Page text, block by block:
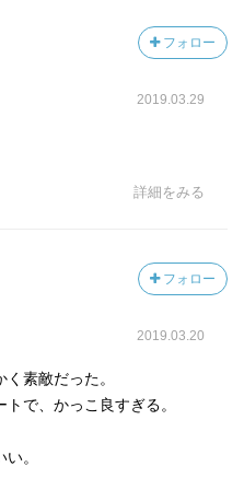
フォロー
2019.03.29
詳細をみる
フォロー
2019.03.20
素敵だった。
で、かっこ良すぎる。
。